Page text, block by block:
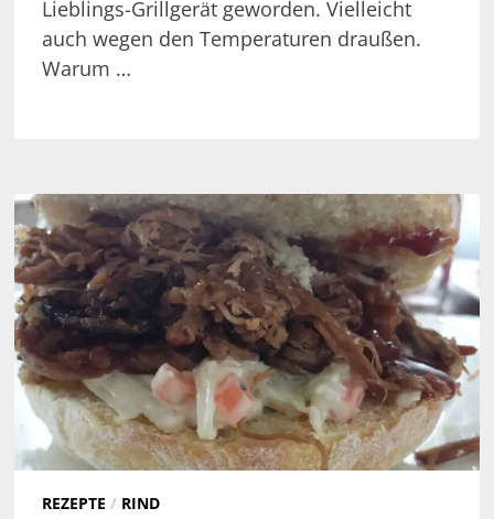
Lieblings-Grillgerät geworden. Vielleicht
auch wegen den Temperaturen draußen.
Warum …
REZEPTE / RIND